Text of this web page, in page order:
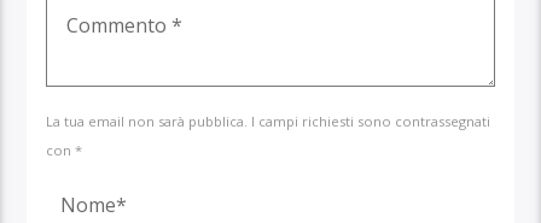
La tua email non sarà pubblica. I campi richiesti sono contrassegnati
con *